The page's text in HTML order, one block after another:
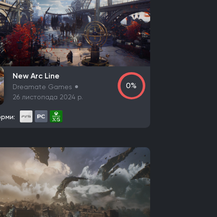
Wii U PlayStation 2 Xbox
Android
Enix Mediatonic Techland
Ubisoft
Games
Remedy Entertainment
Games Hazelight Studios
Naughty Dog
ConcernedApe
Ghost Town Games
TaleWorlds Entertainment
Team Meat Relic Entertainment
Maxis
Software Treyarch
EA Orlando
CremaGames
Digital Extremes
No. 8
Taleworlds
Kunos Simulazioni
Milestone
PlaySide
New Arc Line
Dreamate Games
26 листопада 2024 р.
0%